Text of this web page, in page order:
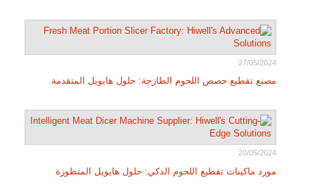
27/05/2024
مصنع تقطيع حصص اللحوم الطازجة: حلول هايويل المتقدمة
20/05/2024
مورد ماكينات تقطيع اللحوم الذكي: حلول هايويل المتطورة